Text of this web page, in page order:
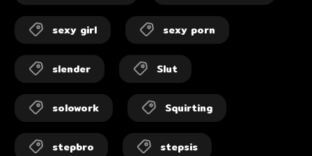
sexy girl sexy porn
slender Slut
solowork Squirting
stepbro stepsis